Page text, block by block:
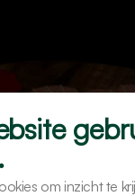
om inzicht te